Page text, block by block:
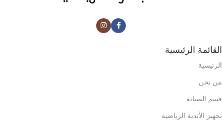
القائمة الرئيسية
الرئيسية
من نحن
قسم الصيانة
تجهيز الأندية الرياضية